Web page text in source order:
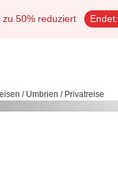
zu 50% reduziert Endet:
/ Umbrien / Privatreise